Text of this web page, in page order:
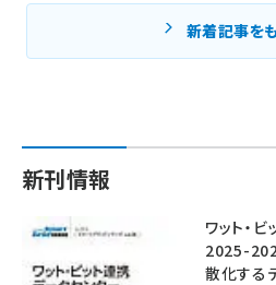
新着記事を
新刊情報
ワット・
2025-
散化する